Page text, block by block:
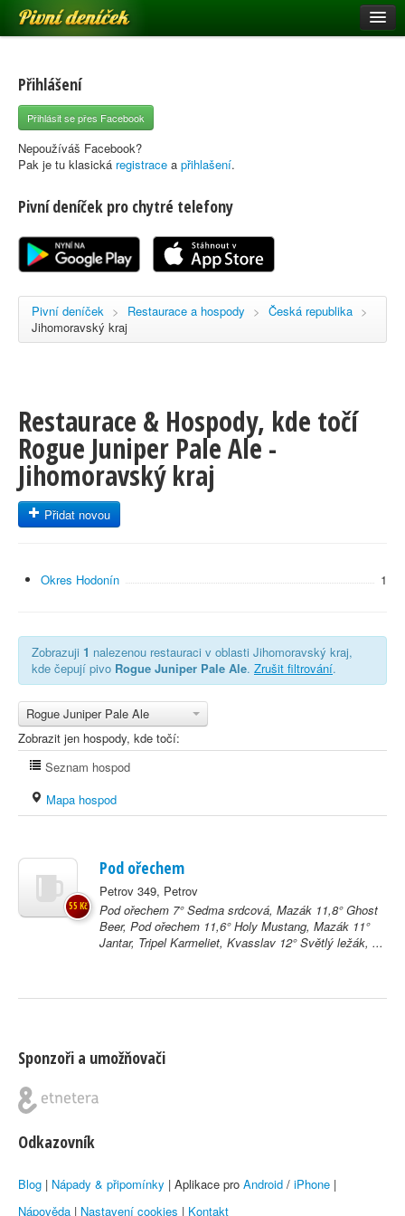
Pivní deníček
Pivní mapa
Pivní značky
Nápověda
Registrace
Přihlášení
Přihlásit se přes Facebook
Nepoužíváš Facebook?
Pak je tu klasická registrace a přihlašení.
Pivní deníček pro chytré telefony
Pivní deníček > Restaurace a hospody > Česká republika >
Jihomoravský kraj
Restaurace & Hospody, kde točí
Rogue Juniper Pale Ale -
Jihomoravský kraj
Přidat novou
Okres Hodonín 1
Zobrazuji 1 nalezenou restauraci v oblasti Jihomoravský kraj,
kde čepují pivo Rogue Juniper Pale Ale. Zrušit filtrování.
Rogue Juniper Pale Ale
Zobrazit jen hospody, kde točí:
Seznam hospod
Mapa hospod
Pod ořechem
Petrov 349, Petrov
Pod ořechem 7° Sedma srdcová, Mazák 11,8° Ghost
Beer, Pod ořechem 11,6° Holy Mustang, Mazák 11°
Jantar, Tripel Karmeliet, Kvasslav 12° Světlý ležák, ...
55 Kč
Sponzoři a umožňovači
Odkazovník
Blog | Nápady & připomínky | Aplikace pro Android / iPhone |
Nápověda | Nastavení cookies | Kontakt